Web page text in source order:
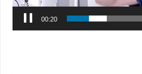
00:20